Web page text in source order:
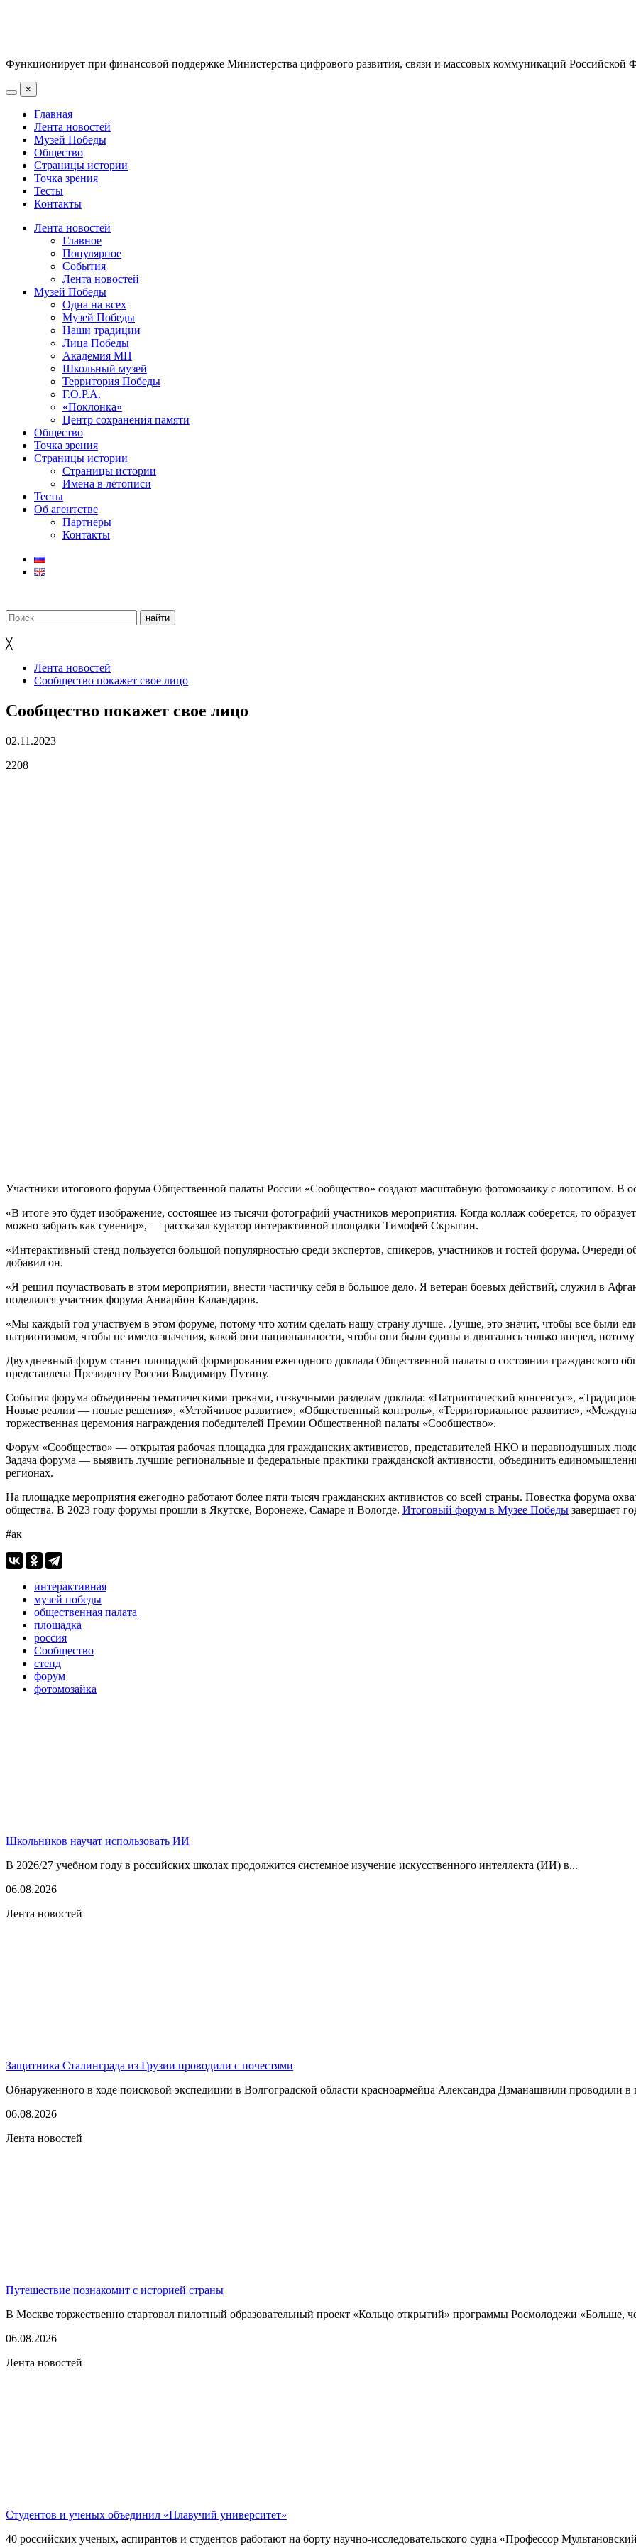
Функционирует при финансовой поддержке Министерства цифрового развития, связи и массовых коммуникаций Российской
×
Главная
Лента новостей
Музей Победы
Общество
Страницы истории
Точка зрения
Тесты
Контакты
Лента новостей
Главное
Популярное
События
Лента новостей
Музей Победы
Одна на всех
Музей Победы
Наши традиции
Лица Победы
Академия МП
Школьный музей
Территория Победы
Г.О.Р.А.
«Поклонка»
Центр сохранения памяти
Общество
Точка зрения
Страницы истории
Страницы истории
Имена в летописи
Тесты
Об агентстве
Партнеры
Контакты
╳
Лента новостей
Сообщество покажет свое лицо
Сообщество покажет свое лицо
02.11.2023
2208
Участники итогового форума Общественной палаты России «Сообщество» создают масштабную фотомозаику с логотипом. В
«В итоге это будет изображение, состоящее из тысячи фотографий участников мероприятия. Когда коллаж соберется, то
можно забрать как сувенир», — рассказал куратор интерактивной площадки Тимофей Скрыгин.
«Интерактивный стенд пользуется большой популярностью среди экспертов, спикеров, участников и гостей форума. Очереди
добавил он.
«Я решил поучаствовать в этом мероприятии, внести частичку себя в большое дело. Я ветеран боевых действий, служил в
поделился участник форума Анварйон Каландаров.
«Мы каждый год участвуем в этом форуме, потому что хотим сделать нашу страну лучше. Лучше, это значит, чтобы все были
патриотизмом, чтобы не имело значения, какой они национальности, чтобы они были едины и двигались только вперед,
Двухдневный форум станет площадкой формирования ежегодного доклада Общественной палаты о состоянии гражданского
представлена Президенту России Владимиру Путину.
События форума объединены тематическими треками, созвучными разделам доклада: «Патриотический консенсус»,
Новые реалии — новые решения», «Устойчивое развитие», «Общественный контроль», «Территориальное развитие»,
торжественная церемония награждения победителей Премии Общественной палаты «Сообщество».
Форум «Сообщество» — открытая рабочая площадка для гражданских активистов, представителей НКО и неравнодушных
Задача форума — выявить лучшие региональные и федеральные практики гражданской активности, объединить
регионах.
На площадке мероприятия ежегодно работают более пяти тысяч гражданских активистов со всей страны. Повестка форума
общества. В 2023 году форумы прошли в Якутске, Воронеже, Самаре и Вологде. Итоговый форум в Музее Победы завершает
#ак
интерактивная
музей победы
общественная палата
площадка
россия
Сообщество
стенд
форум
фотомозайка
Школьников научат использовать ИИ
В 2026/27 учебном году в российских школах продолжится системное изучение искусственного интеллекта (ИИ) в...
06.08.2026
Лента новостей
Защитника Сталинграда из Грузии проводили с почестями
Обнаруженного в ходе поисковой экспедиции в Волгоградской области красноармейца Александра Дзманашвили проводили в
06.08.2026
Лента новостей
Путешествие познакомит с историей страны
В Москве торжественно стартовал пилотный образовательный проект «Кольцо открытий» программы Росмолодежи «Больше,
06.08.2026
Лента новостей
Студентов и ученых объединил «Плавучий университет»
40 российских ученых, аспирантов и студентов работают на борту научно-исследовательского судна «Профессор